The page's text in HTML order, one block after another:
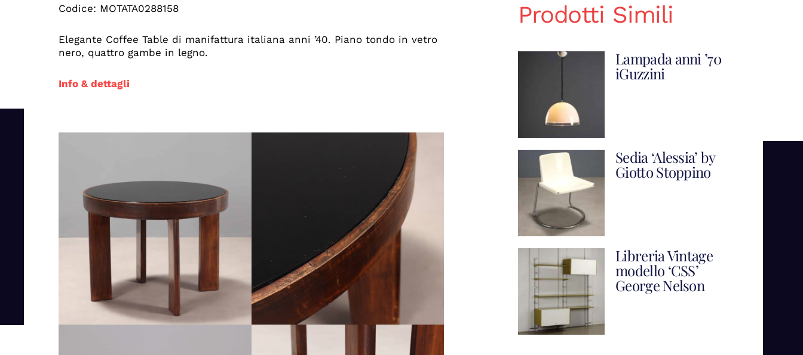
Codice: MOTATA0288158
Elegante Coffee Table di manifattura italiana anni ’40. Piano tondo in vetro
nero, quattro gambe in legno.
Info & dettagli
Prodotti Simili
Lampada anni ’70
iGuzzini
Sedia ‘Alessia’ by
Giotto Stoppino
Libreria Vintage
modello ‘CSS’
George Nelson